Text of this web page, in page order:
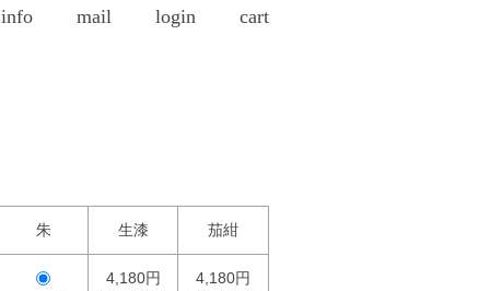
info mail login cart
朱 生漆 茄紺
4,180円
4,180円